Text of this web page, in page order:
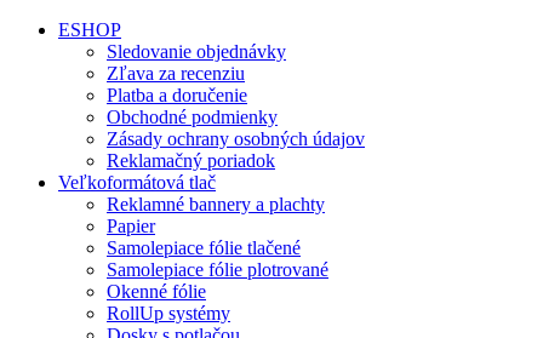
ESHOP
Sledovanie objednávky
Zľava za recenziu
Platba a doručenie
Obchodné podmienky
Zásady ochrany osobných údajov
Reklamačný poriadok
Veľkoformátová tlač
Reklamné bannery a plachty
Papier
Samolepiace fólie tlačené
Samolepiace fólie plotrované
Okenné fólie
RollUp systémy